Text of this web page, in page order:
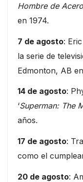
Hombre de
en 1974.
7 de agosto:
la serie de
Edmonton, AB
14 de agosto:
‘Superman: The
años.
17 de agosto:
como el
20 de agosto: